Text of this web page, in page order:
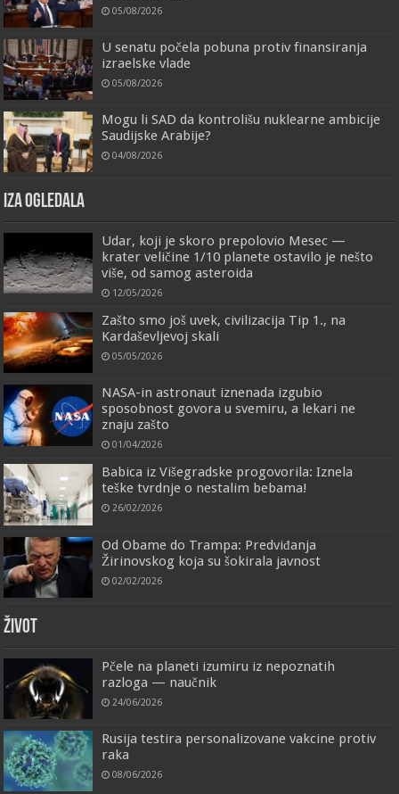
05/08/2026
U senatu počela pobuna protiv finansiranja
izraelske vlade
05/08/2026
Mogu li SAD da kontrolišu nuklearne ambicije
Saudijske Arabije?
04/08/2026
IZA OGLEDALA
Udar, koji je skoro prepolovio Mesec —
krater veličine 1/10 planete ostavilo je nešto
više, od samog asteroida
12/05/2026
Zašto smo još uvek, civilizacija Tip 1., na
Kardaševljevoj skali
05/05/2026
NASA-in astronaut iznenada izgubio
sposobnost govora u svemiru, a lekari ne
znaju zašto
01/04/2026
Babica iz Višegradske progovorila: Iznela
teške tvrdnje o nestalim bebama!
26/02/2026
Od Obame do Trampa: Predviđanja
Žirinovskog koja su šokirala javnost
02/02/2026
ŽIVOT
Pčele na planeti izumiru iz nepoznatih
razloga — naučnik
24/06/2026
Rusija testira personalizovane vakcine protiv
raka
08/06/2026